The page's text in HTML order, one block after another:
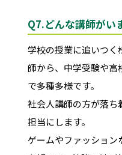
Q7.どんな講師がい
学校の授業に追いつく
師から、中学受験や高
で多種多様です。
社会人講師の方が落ち
担当にします。
ゲームやファッション